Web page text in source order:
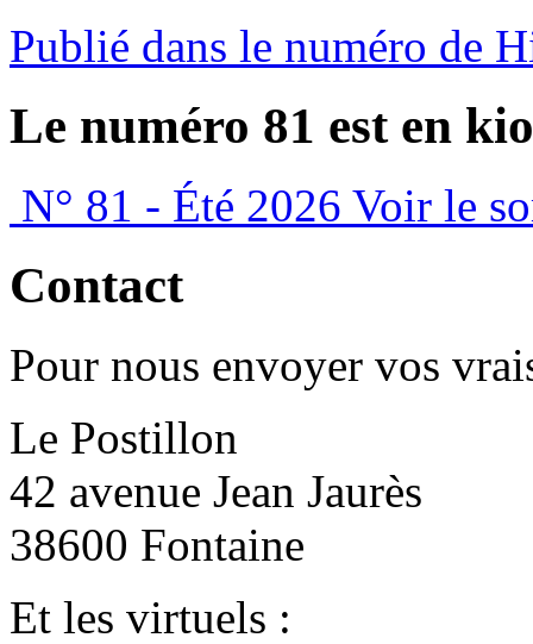
Publié dans le numéro de
Le numéro 81 est en
N° 81 - Été 2026 Voir le
Contact
Pour nous envoyer vos
Le Postillon
42 avenue Jean Jaurès
38600 Fontaine
Et les virtuels :